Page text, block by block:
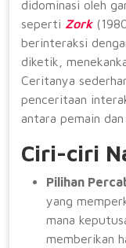
didominasi oleh
seperti Zork
berinteraksi
diketik,
Ceritanya
penceritaan
antara pemain
Ciri-ciri
Pilihan
yang
mana
memberikan